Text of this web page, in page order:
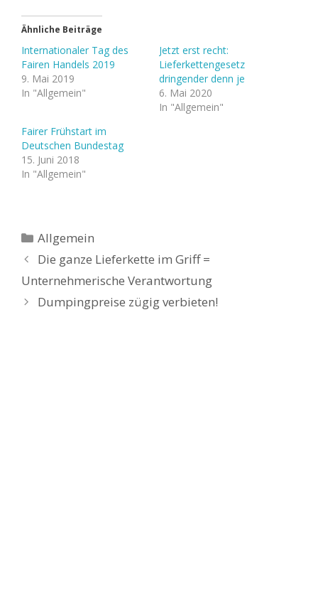
Ähnliche Beiträge
Internationaler Tag des
Fairen Handels 2019
9. Mai 2019
In "Allgemein"
Jetzt erst recht:
Lieferkettengesetz
dringender denn je
6. Mai 2020
In "Allgemein"
Fairer Frühstart im
Deutschen Bundestag
15. Juni 2018
In "Allgemein"
Kategorien
Allgemein
Die ganze Lieferkette im Griff =
Unternehmerische Verantwortung
Dumpingpreise zügig verbieten!